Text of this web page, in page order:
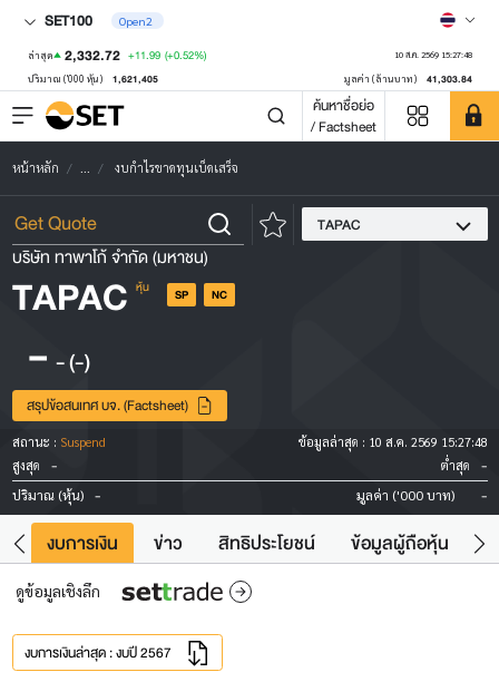
SET100 Open2
ล่าสุด 2,332.72 +11.99 (+0.52%) 10 ส.ค. 2569 15:27:48
ปริมาณ ('000 หุ้น) 1,621,405 มูลค่า (ล้านบาท) 41,303.84
ค้นหาชื่อย่อ
/ Factsheet
หน้าหลัก ... งบกำไรขาดทุนเบ็ดเสร็จ
TAPAC
บริษัท ทาพาโก้ จำกัด (มหาชน)
TAPAC หุ้น SP NC
- -(-)
สรุปข้อสนเทศ บจ. (Factsheet)
สถานะ : Suspend ข้อมูลล่าสุด : 10 ส.ค. 2569 15:27:48
สูงสุด
- ต่ำสุด -
ปริมาณ (หุ้น) - มูลค่า ('000 บาท) -
งบการเงิน ข่าว สิทธิประโยชน์ ข้อมูลผู้ถือหุ้น
ดูข้อมูลเชิงลึก
งบการเงินล่าสุด : งบปี 2567